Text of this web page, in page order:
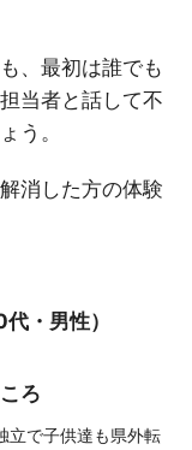
、最初は誰でも
当者と話して不
う。
消した方の体験
・男性）
ろ
立で子供達も県外転